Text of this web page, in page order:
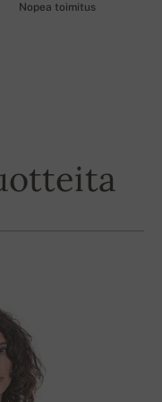
Nopea toimitus